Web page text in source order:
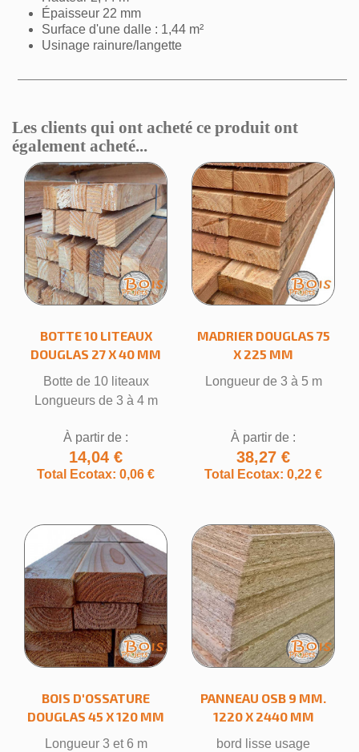
Épaisseur 22 mm
Surface d'une dalle : 1,44 m²
Usinage rainure/langette
Les clients qui ont acheté ce produit ont
également acheté...
BOTTE 10 LITEAUX
DOUGLAS 27 X 40 MM
Botte de 10 liteaux
Longueurs de 3 à 4 m
À partir de :
14,04 €
Total Ecotax: 0,06 €
MADRIER DOUGLAS 75
X 225 MM
Longueur de 3 à 5 m
À partir de :
38,27 €
Total Ecotax: 0,22 €
BOIS D'OSSATURE
DOUGLAS 45 X 120 MM
Longueur 3 et 6 m
PANNEAU OSB 9 MM.
1220 X 2440 MM
bord lisse usage
Créer une liste d'envies
Annuler Créer une liste d'envies